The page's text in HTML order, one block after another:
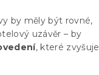
by měly být rovné,
uzávěr – by
, které zvyšuje